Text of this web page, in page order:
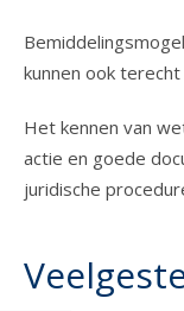
kunnen ook
Het kennen van
actie en goede
juridische